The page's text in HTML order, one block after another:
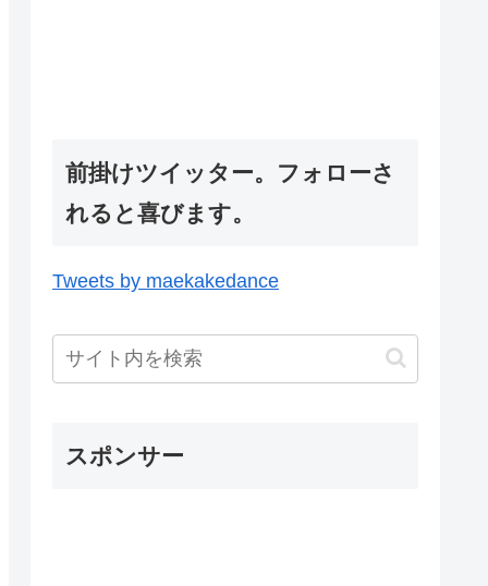
前掛けツイッター。フォローさ
れると喜びます。
Tweets by maekakedance
スポンサー